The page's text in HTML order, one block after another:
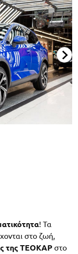
! Τα
στο ζωή,
της ΤΕΟΚΑΡ στο